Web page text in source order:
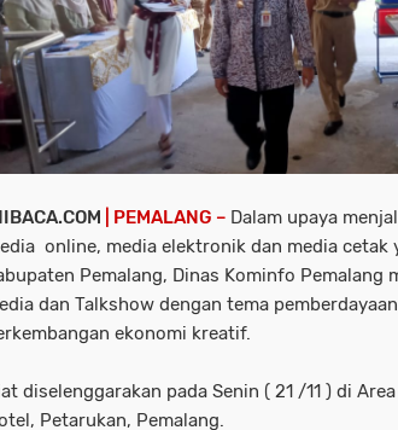
| PEMALANG – Dalam upaya
online, media elektronik dan media cetak
Pemalang, Dinas Kominfo Pemalang
dan Talkshow dengan tema
ekonomi kreatif.
diselenggarakan pada Senin ( 21 /11 ) di
Petarukan, Pemalang.